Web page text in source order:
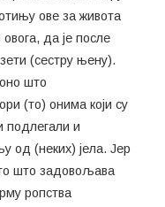
ове за живота
да је после
(сестру њену).
што
(то) онима који су
подлегали и
од (неких) јела. Јер
што задовољава
ропства